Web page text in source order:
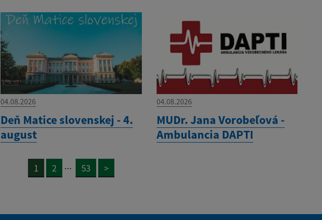
04.08.2026
Deň Matice slovenskej - 4.
august
04.08.2026
MUDr. Jana Vorobeľová -
Ambulancia DAPTI
1 2 ... 53 >